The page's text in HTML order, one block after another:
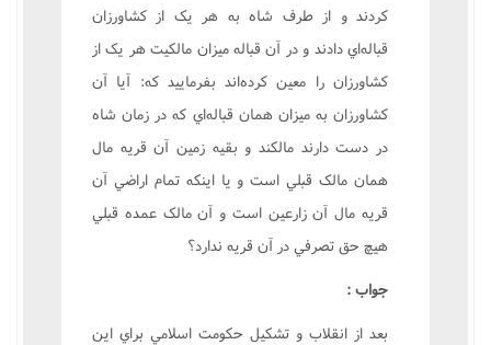
کردند و از طرف شاه به هر يک از کشاورزان
قباله‌اي دادند و در آن قباله ميزان مالکيت هر يک از
کشاورزان را معين کرده‌اند بفرماييد که: آيا آن
کشاورزان به ميزان همان قباله‌اي که در زمان شاه
در دست دارند مالکند و بقيه زمين آن قريه مال
همان مالک قبلي است و يا اينکه تمام اراضي آن
قريه مال آن زارعين است و آن مالک عمده قبلي
هيچ حق تصرفي در آن قريه ندارد؟
جواب :
بعد از انقلاب و تشکيل حکومت اسلامي براي اين